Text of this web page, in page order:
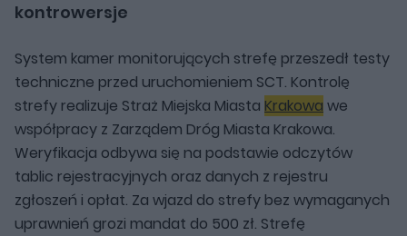
kontrowersje
System kamer monitorujących strefę przeszedł testy
techniczne przed uruchomieniem SCT. Kontrolę
strefy realizuje Straż Miejska Miasta Krakowa we
współpracy z Zarządem Dróg Miasta Krakowa.
Weryfikacja odbywa się na podstawie odczytów
tablic rejestracyjnych oraz danych z rejestru
zgłoszeń i opłat. Za wjazd do strefy bez wymaganych
uprawnień grozi mandat do 500 zł. Strefę